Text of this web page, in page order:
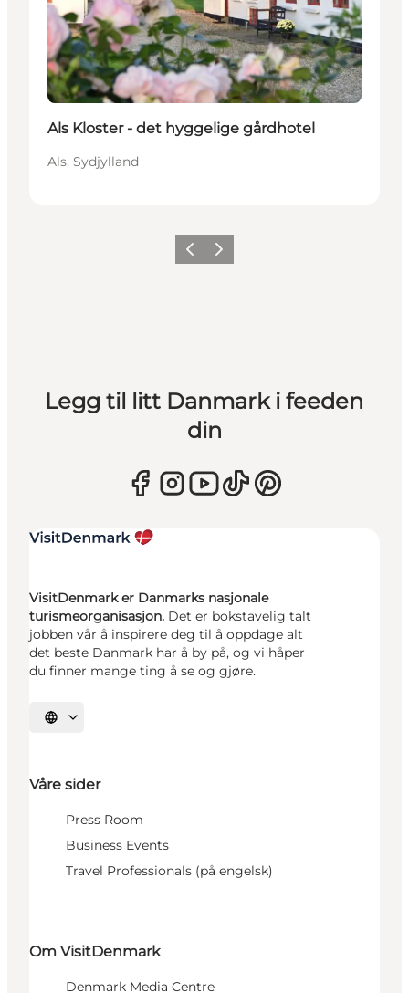
Als Kloster - det hyggelige gårdhotel
Als, Sydjylland
ForrigeNeste
Legg til litt Danmark i feeden
din
VisitDenmark er Danmarks nasjonale
turismeorganisasjon. Det er bokstavelig talt
jobben vår å inspirere deg til å oppdage alt
det beste Danmark har å by på, og vi håper
du finner mange ting å se og gjøre.
Velg språk
Våre sider
Press Room
Business Events
Travel Professionals (på engelsk)
Om VisitDenmark
Denmark Media Centre